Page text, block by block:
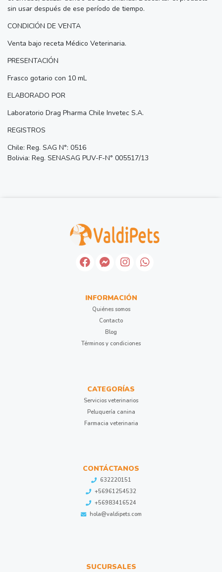
sin usar después de ese período de tiempo.
CONDICIÓN DE VENTA
Venta bajo receta Médico Veterinaria.
PRESENTACIÓN
Frasco gotario con 10 mL
ELABORADO POR
Laboratorio Drag Pharma Chile Invetec S.A.
REGISTROS
Chile: Reg. SAG N°: 0516
Bolivia: Reg. SENASAG PUV-F-N° 005517/13
INFORMACIÓN
Quiénes somos
Contacto
Blog
Términos y condiciones
CATEGORÍAS
Servicios veterinarios
Peluquería canina
Farmacia veterinaria
CONTÁCTANOS
632220151
+56961254532
+56983416524
hola@valdipets.com
SUCURSALES